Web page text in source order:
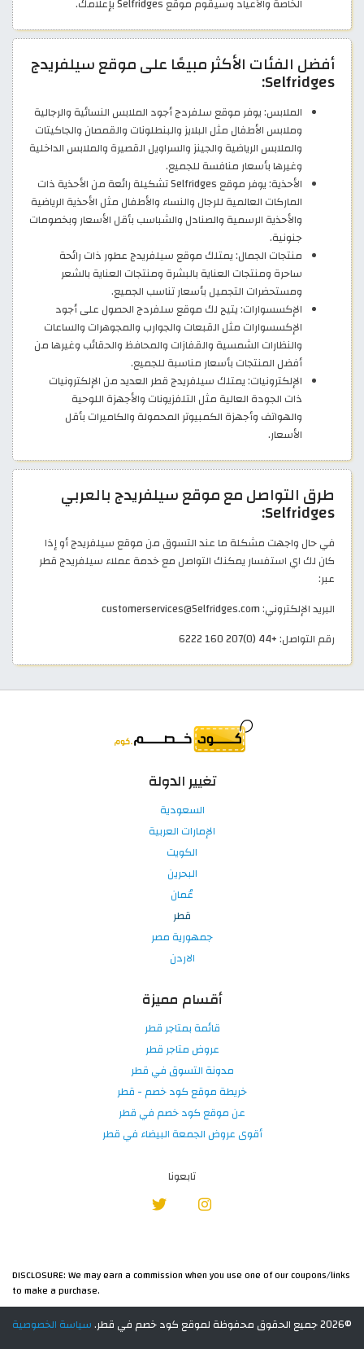
الخاصة والأعياد وسيقوم موقع Selfridges بإعلامك.
أفضل الفئات الأكثر مبيعًا على موقع سيلفريدج
Selfridges:
الملابس: يوفر موقع سلفردج أجود الملابس النسائية والرجالية
وملابس الأطفال مثل البلايز والبنطلونات والقمصان والجاكيتات
والملابس الرياضية والجينز والسراويل القصيرة والملابس الداخلية
وغيرها بأسعار منافسة للجميع.
الأحذية: يوفر موقع Selfridges تشكيلة رائعة من الأحذية ذات
الماركات العالمية للرجال والنساء والأطفال مثل الأحذية الرياضية
والأحذية الرسمية والصنادل والشباسب بأقل الأسعار وبخصومات
جنونية.
منتجات الجمال: يمتلك موقع سيلفريدج عطور ذات رائحة
ساحرة ومنتجات العناية بالبشرة ومنتجات العناية بالشعر
ومستحضرات التجميل بأسعار تناسب الجميع.
الإكسسوارات: يتيح لك موقع سلفردج الحصول على أجود
الإكسسوارات مثل القبعات والجوارب والمجوهرات والساعات
والنظارات الشمسية والقفازات والمحافظ والحقائب وغيرها من
أفضل المنتجات بأسعار مناسبة للجميع.
الإلكترونيات: يمتلك سيلفريدج قطر العديد من الإلكترونيات
ذات الجودة العالية مثل التلفزيونات والأجهزة اللوحية
والهواتف وأجهزة الكمبيوتر المحمولة والكاميرات بأقل
الأسعار.
طرق التواصل مع موقع سيلفريدج بالعربي
Selfridges:
في حال واجهت مشكلة ما عند التسوق من موقع سيلفريدج أو إذا
كان لك اي استفسار يمكنك التواصل مع خدمة عملاء سيلفريدج قطر
عبر:
البريد الإلكتروني: customerservices@Selfridges.com
رقم التواصل: +44 (0)207 160 6222
تغيير الدولة
السعودية
الإمارات العربية
الكويت
البحرين
عُمان
قطر
جمهورية مصر
الاردن
أقسام مميزة
قائمة بمتاجر قطر
عروض متاجر قطر
مدونة التسوق في قطر
خريطة موقع كود خصم - قطر
عن موقع كود خصم في قطر
أقوى عروض الجمعة البيضاء في قطر
تابعونا
DISCLOSURE: We may earn a commission when you use one of our coupons/links
to make a purchase.
©2026 جميع الحقوق محفوظة لموقع كود خصم في قطر. سياسة الخصوصية